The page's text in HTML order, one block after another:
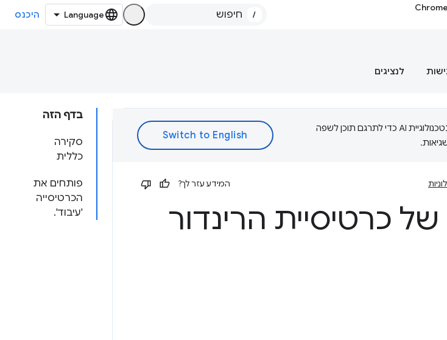
/ היכנס
לנציגים
בדף הזה
סקירה
כללית
פותחים את
הכרטיסייה
'עיבוד'.
‫Google משתמשת בטכנולוגיית AI כדי לתרגם תוכן לשפה
המידע עזר לך?
כרטיסיית הרינדור